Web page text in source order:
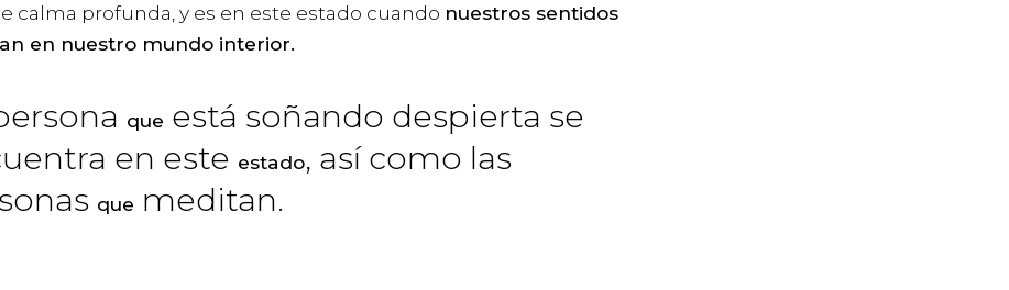
calma profunda, y es en este estado cuando nuestros sentidos
en nuestro mundo interior.
que está soñando despierta se
en este estado, así como las
que meditan.